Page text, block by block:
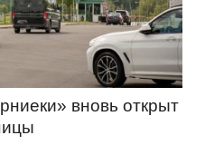
вновь открыт